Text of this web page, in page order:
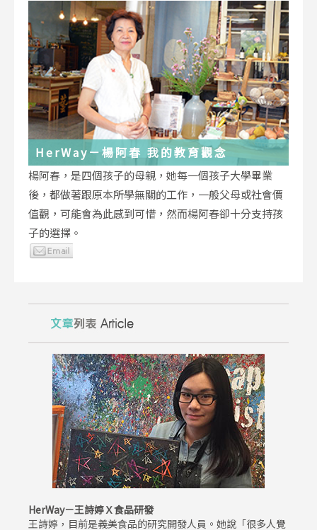
HerWay－楊阿春 我的教育觀念
楊阿春，是四個孩子的母親，她每一個孩子大學畢業
後，都做著跟原本所學無關的工作，一般父母或社會價
值觀，可能會為此感到可惜，然而楊阿春卻十分支持孩
子的選擇。
HerWay－王詩婷Ｘ食品研發
王詩婷，目前是義美食品的研究開發人員。她說「很多人覺